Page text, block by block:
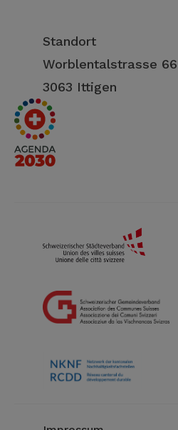
Standort
Worblentalstrasse 66
3063 Ittigen